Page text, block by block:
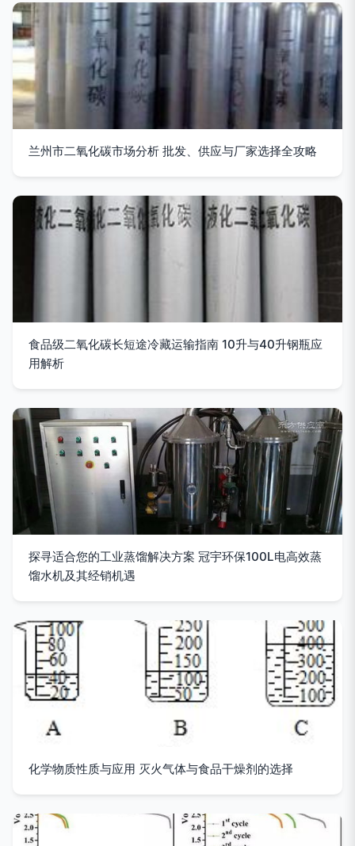
兰州市二氧化碳市场分析 批发、供应与厂家选择全攻略
食品级二氧化碳长短途冷藏运输指南 10升与40升钢瓶应
用解析
探寻适合您的工业蒸馏解决方案 冠宇环保100L电高效蒸
馏水机及其经销机遇
化学物质性质与应用 灭火气体与食品干燥剂的选择